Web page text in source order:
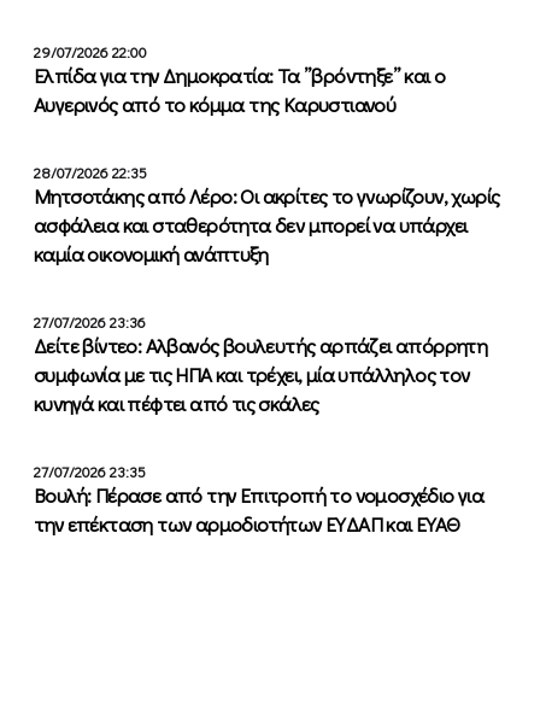
29/07/2026 22:00
Ελπίδα για την Δημοκρατία: Τα ”βρόντηξε” και ο
Αυγερινός από το κόμμα της Καρυστιανού
28/07/2026 22:35
Μητσοτάκης από Λέρο: Οι ακρίτες το γνωρίζουν, χωρίς
ασφάλεια και σταθερότητα δεν μπορεί να υπάρχει
καμία οικονομική ανάπτυξη
27/07/2026 23:36
Δείτε βίντεο: Αλβανός βουλευτής αρπάζει απόρρητη
συμφωνία με τις ΗΠΑ και τρέχει, μία υπάλληλος τον
κυνηγά και πέφτει από τις σκάλες
27/07/2026 23:35
Βουλή: Πέρασε από την Επιτροπή το νομοσχέδιο για
την επέκταση των αρμοδιοτήτων ΕΥΔΑΠ και ΕΥΑΘ